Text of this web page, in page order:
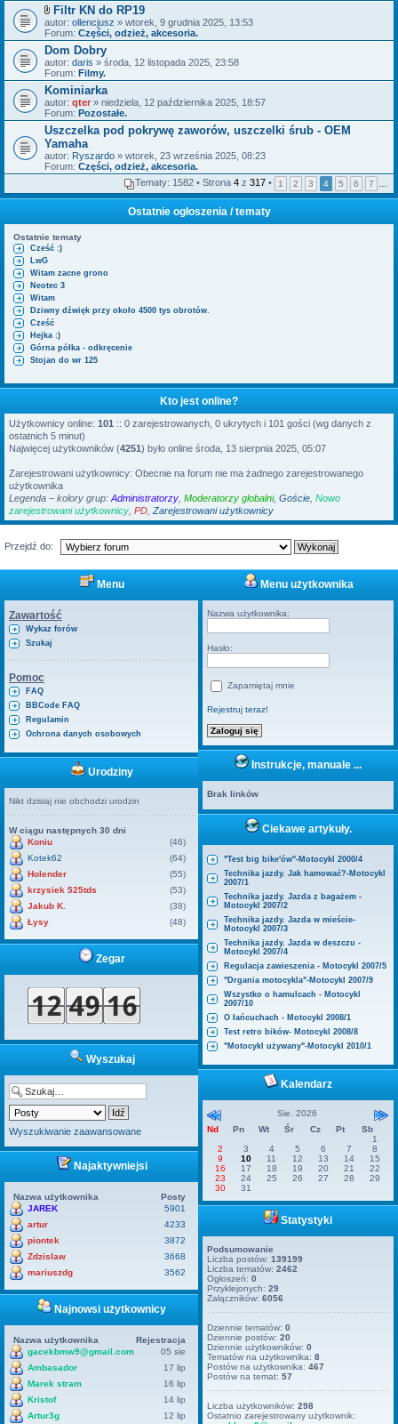
Z
a
ł
ą
c
z
n
i
k
i
Filtr KN do RP19
autor: ollencjusz » wtorek, 9 grudnia 2025, 13:53
Forum: Części, odzież, akcesoria.
Dom Dobry
autor: daris » środa, 12 listopada 2025, 23:58
Forum: Filmy.
Kominiarka
autor: qter » niedziela, 12 października 2025, 18:57
Forum: Pozostałe.
Uszczelka pod pokrywę zaworów, uszczelki śrub - OEM
Yamaha
autor: Ryszardo » wtorek, 23 września 2025, 08:23
Forum: Części, odzież, akcesoria.
Tematy: 1582 • Strona 4 z 317 • 1 2 3 4 5 6 7 …
Ostatnie ogłoszenia / tematy
Ostatnie tematy
Cześć :)
LwG
Witam zacne grono
Neotec 3
Witam
Dziwny dźwięk przy około 4500 tys obrotów.
Cześć
Hejka :)
Górna półka - odkręcenie
Stojan do wr 125
Kto jest online?
Użytkownicy online: 101 :: 0 zarejestrowanych, 0 ukrytych i 101 gości (wg danych z
ostatnich 5 minut)
Najwięcej użytkowników (4251 ) było online środa, 13 sierpnia 2025, 05:07
Zarejestrowani użytkownicy: Obecnie na forum nie ma żadnego zarejestrowanego
użytkownika
Legenda – kolory grup: Administratorzy Moderatorzy globalni, Goście Nowo
zarejestrowani użytkownicy PD Zarejestrowani użytkownicy
Przejdź do:
Menu
Zawartość
Wykaz forów
Szukaj
Pomoc
FAQ
BBCode FAQ
Regulamin
Ochrona danych osobowych
Urodziny
Nikt dzisiaj nie obchodzi urodzin
W ciągu następnych 30 dni
Koniu
(46)
Kotek62
(64)
Holender
(55)
krzysiek 525tds
(53)
Jakub K.
(38)
Łysy
(48)
Zegar
Wyszukaj
Wyszukiwanie zaawansowane
Najaktywniejsi
Nazwa użytkownika
Posty
JAREK
5901
artur
4233
piontek
3872
Zdzislaw
3668
mariuszdg
3562
Najnowsi użytkownicy
Nazwa użytkownika
Rejestracja
gacekbmw9@gmail.com
05 sie
Ambasador
17 lip
Marek stram
16 lip
Kristof
14 lip
Artur3g
12 lip
Menu użytkownika
Nazwa użytkownika:
Hasło:
Zapamiętaj mnie
Rejestruj teraz!
Instrukcje, manuale ...
Brak linków
Ciekawe artykuły.
"Test big bike'ów"-Motocykl 2000/4
Technika jazdy. Jak hamować?-Motocykl
2007/1
Technika jazdy. Jazda z bagażem -
Motocykl 2007/2
Technika jazdy. Jazda w mieście-
Motocykl 2007/3
Technika jazdy. Jazda w deszczu -
Motocykl 2007/4
Regulacja zawieszenia - Motocykl 2007/5
"Drgania motocykla"-Motocykl 2007/9
Wszystko o hamulcach - Motocykl
2007/10
O łańcuchach - Motocykl 2008/1
Test retro bików- Motocykl 2008/8
"Motocykl używany"-Motocykl 2010/1
Kalendarz
Sie. 2026
Nd
Pn Wt Śr Cz Pt
Sb
1
2
3 4 5 6 7
8
9
10 11 12 13 14
15
16
17 18 19 20 21
22
23
24 25 26 27 28
29
30
31
Statystyki
Podsumowanie
Liczba postów:139199
Liczba tematów:2462
Ogłoszeń:0
Przyklejonych:29
Załączników:6056
Dziennie tematów:0
Dziennie postów:20
Dziennie użytkowników:0
Tematów na użytkownika:8
Postów na użytkownika:467
Postów na temat:57
Liczba użytkowników:298
Ostatnio zarejestrowany użytkownik: